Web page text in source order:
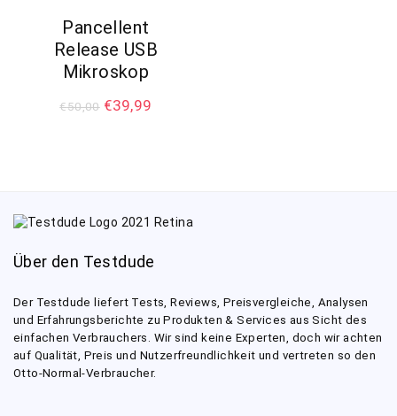
Pancellent
Release USB
Mikroskop
€50,00 €39,99
Über den Testdude
Der Testdude liefert Tests, Reviews, Preisvergleiche, Analysen
und Erfahrungsberichte zu Produkten & Services aus Sicht des
einfachen Verbrauchers. Wir sind keine Experten, doch wir achten
auf Qualität, Preis und Nutzerfreundlichkeit und vertreten so den
Otto-Normal-Verbraucher.